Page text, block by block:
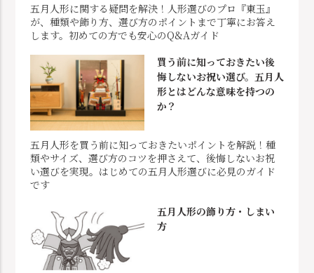
五月人形に関する疑問を解決！人形選びのプロ『東玉』
が、種類や飾り方、選び方のポイントまで丁寧にお答え
します。初めての方でも安心のQ&Aガイド
買う前に知っておきたい後
悔しないお祝い選び。五月人
形とはどんな意味を持つの
か？
五月人形を買う前に知っておきたいポイントを解説！種
類やサイズ、選び方のコツを押さえて、後悔しないお祝
い選びを実現。はじめての五月人形選びに必見のガイド
です
五月人形の飾り方・しまい
方